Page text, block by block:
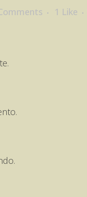
1 Like